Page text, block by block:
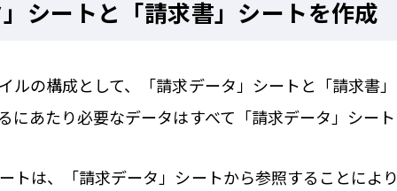
シートと「請求書」シートを作成
ルの構成として、「請求データ」シートと「請求書
にあたり必要なデータはすべて「請求データ」シー
トは、「請求データ」シートから参照することによ